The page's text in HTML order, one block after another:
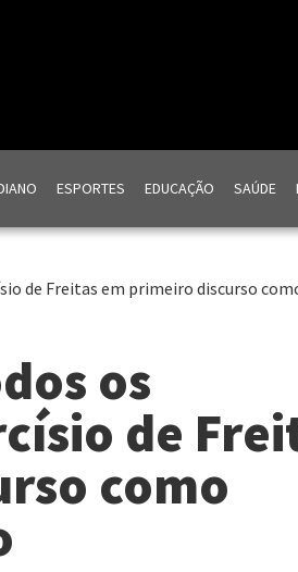
ESPORTES EDUCAÇÃO SAÚDE
de Freitas em primeiro discurso
os
de
como